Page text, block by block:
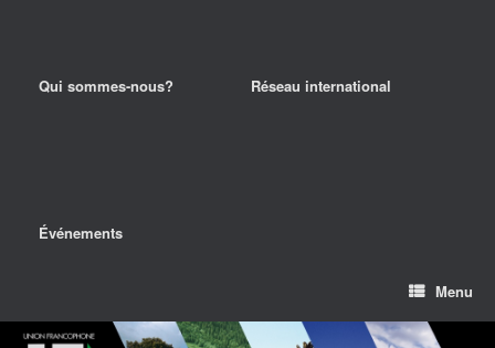
Qui sommes-nous? Réseau international
Événements
Menu